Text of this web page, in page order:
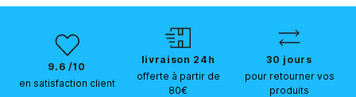
9.6 /10
en satisfaction client
livraison 24h
offerte à partir de
80€
30 jours
pour retourner vos
produits